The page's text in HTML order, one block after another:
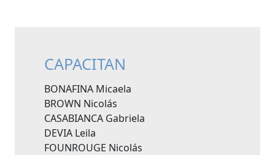
CAPACITAN
BONAFINA Micaela
BROWN Nicolás
CASABIANCA Gabriela
DEVIA Leila
FOUNROUGE Nicolás